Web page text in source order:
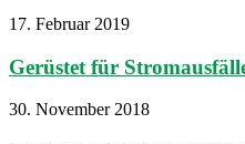
17. Februar 2019
Gerüstet für
30. November 2018